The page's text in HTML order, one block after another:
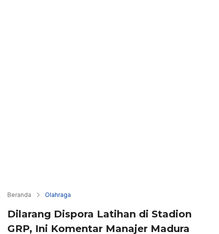
Beranda Olahraga
Dilarang Dispora Latihan di Stadion
GRP, Ini Komentar Manajer Madura